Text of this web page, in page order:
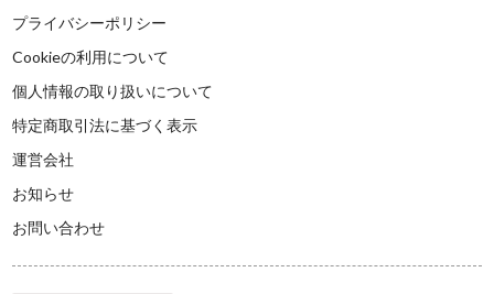
プライバシーポリシー
Cookieの利用について
個人情報の取り扱いについて
特定商取引法に基づく表示
運営会社
お知らせ
お問い合わせ